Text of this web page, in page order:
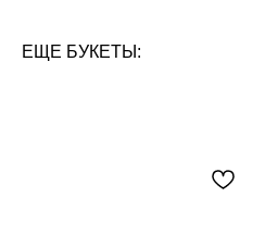
ЕЩЕ БУКЕТЫ: